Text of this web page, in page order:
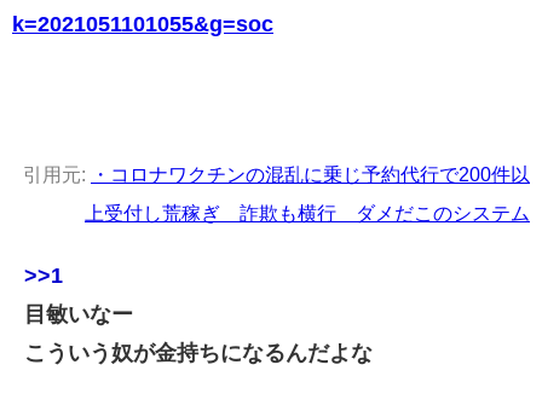
k=2021051101055&g=soc
引用元:
・コロナワクチンの混乱に乗じ予約代行で200件以
上受付し荒稼ぎ 詐欺も横行 ダメだこのシステム
>>1
目敏いなー
こういう奴が金持ちになるんだよな